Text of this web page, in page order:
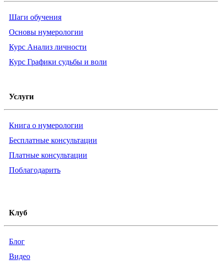
Шаги обучения
Основы нумерологии
Курс Анализ личности
Курс Графики судьбы и воли
Услуги
Книга о нумерологии
Бесплатные консультации
Платные консультации
Поблагодарить
Клуб
Блог
Видео